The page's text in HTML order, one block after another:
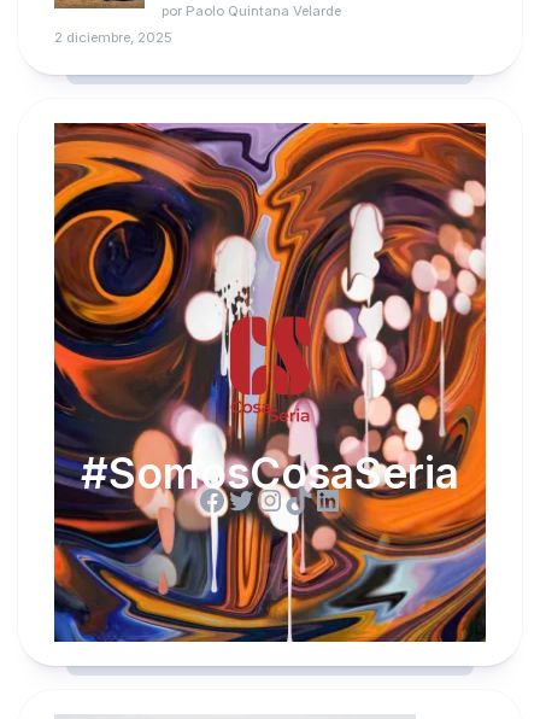
por Paolo Quintana Velarde
2 diciembre, 2025
#SomosCosaSeria
Facebook
Twitter
Instagram
TikTok
LinkedIn